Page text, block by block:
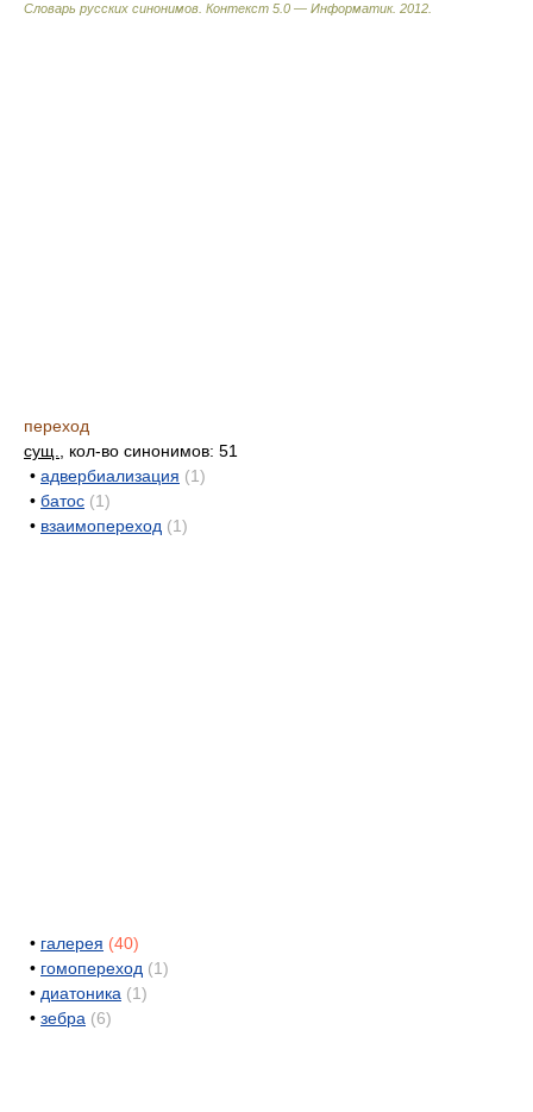
Словарь русских синонимов. Контекст 5.0 — Информатик. 2012
переход
сущ.
, кол-во синонимов: 51
• адвербиализация (1)
• батос (1)
• взаимопереход (1)
• галерея (40)
• гомопереход (1)
• диатоника (1)
• зебра (6)